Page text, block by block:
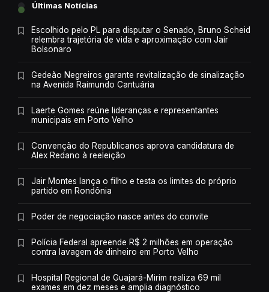
Últimas Notícias
Escolhido pelo PL para disputar o Senado, Bruno Scheid
relembra trajetória de vida e aproximação com Jair
Bolsonaro
Gedeão Negreiros garante revitalização de sinalização
na Avenida Raimundo Cantuária
Laerte Gomes reúne lideranças e representantes
municipais em Porto Velho
Convenção do Republicanos aprova candidatura de
Alex Redano à reeleição
Jair Montes lança o filho e testa os limites do próprio
partido em Rondônia
Poder de negociação nasce antes do convite
Polícia Federal apreende R$ 2 milhões em operação
contra lavagem de dinheiro em Porto Velho
Hospital Regional de Guajará-Mirim realiza 69 mil
exames em dez meses e amplia diagnóstico